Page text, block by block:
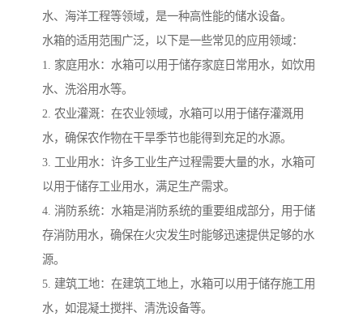
水、海洋工程等领域，是一种高性能的储水设备。
水箱的适用范围广泛，以下是一些常见的应用领域：
1. 家庭用水：水箱可以用于储存家庭日常用水，如饮用
水、洗浴用水等。
2. 农业灌溉：在农业领域，水箱可以用于储存灌溉用
水，确保农作物在干旱季节也能得到充足的水源。
3. 工业用水：许多工业生产过程需要大量的水，水箱可
以用于储存工业用水，满足生产需求。
4. 消防系统：水箱是消防系统的重要组成部分，用于储
存消防用水，确保在火灾发生时能够迅速提供足够的水
源。
5. 建筑工地：在建筑工地上，水箱可以用于储存施工用
水，如混凝土搅拌、清洗设备等。